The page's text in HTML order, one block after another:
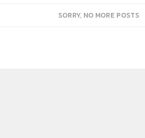
SORRY, NO MORE POSTS